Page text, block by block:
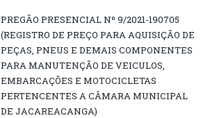
PREGÃO PRESENCIAL Nº 9/2021-190705
(REGISTRO DE PREÇO PARA AQUISIÇÃO DE
PEÇAS, PNEUS E DEMAIS COMPONENTES
PARA MANUTENÇÃO DE VEICULOS,
EMBARCAÇÕES E MOTOCICLETAS
PERTENCENTES A CÂMARA MUNICIPAL
DE JACAREACANGA)